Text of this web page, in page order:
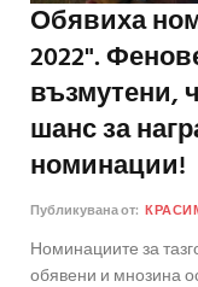
Обявиха
2022".
възмутени,
шанс за
номинации!
Публикувана от:
Номинациите за
обявени и мнозина